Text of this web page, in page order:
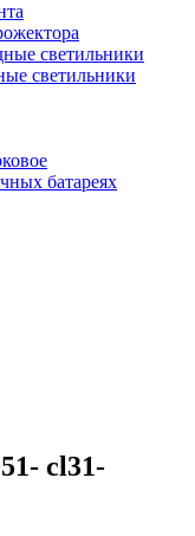
светильники
светильники
батареях
cl31-